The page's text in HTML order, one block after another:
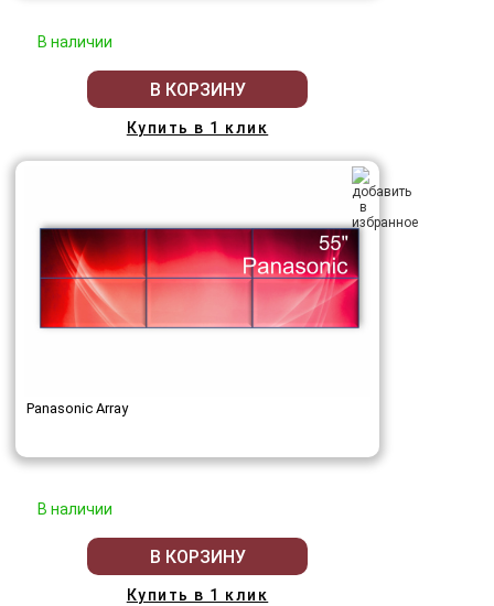
В наличии
В КОРЗИНУ
Купить в 1 клик
Panasonic Array
В наличии
В КОРЗИНУ
Купить в 1 клик